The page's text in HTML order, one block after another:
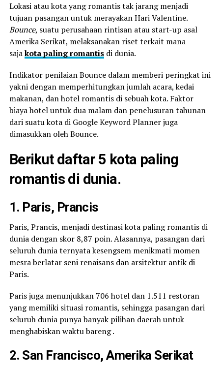
Lokasi atau kota yang romantis tak jarang menjadi
tujuan pasangan untuk merayakan Hari Valentine.
Bounce, suatu perusahaan rintisan atau start-up asal
Amerika Serikat, melaksanakan riset terkait mana
sajakota paling romantisdi dunia.
Indikator penilaian Bounce dalam memberi peringkat ini
yakni dengan memperhitungkan jumlah acara, kedai
makanan, dan hotel romantis di sebuah kota. Faktor
biaya hotel untuk dua malam dan penelusuran tahunan
dari suatu kota di Google Keyword Planner juga
dimasukkan oleh Bounce.
Berikut daftar 5 kota paling
romantis di dunia.
1. Paris, Prancis
Paris, Prancis, menjadi destinasi kota paling romantis di
dunia dengan skor 8,87 poin. Alasannya, pasangan dari
seluruh dunia ternyata kesengsem menikmati momen
mesra berlatar seni renaisans dan arsitektur antik di
Paris.
Paris juga menunjukkan 706 hotel dan 1.511 restoran
yang memiliki situasi romantis, sehingga pasangan dari
seluruh dunia punya banyak pilihan daerah untuk
menghabiskan waktu bareng .
2. San Francisco, Amerika Serikat